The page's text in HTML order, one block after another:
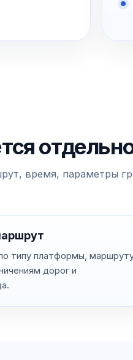
время, параметры
типу платформы,
дорог и